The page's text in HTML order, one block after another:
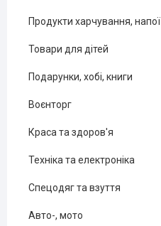
Продукти харчування, напої
Товари для дітей
Подарунки, хобі, книги
Воєнторг
Краса та здоров'я
Техніка та електроніка
Спецодяг та взуття
Авто-, мото